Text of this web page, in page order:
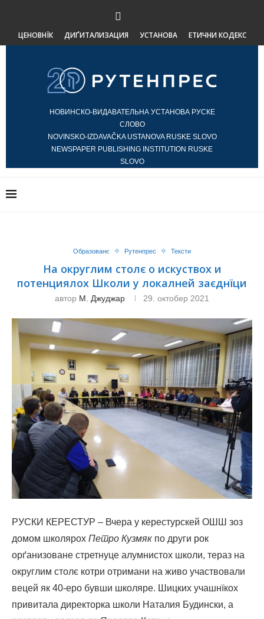
ЦЕНОВНЇК ДИҐИТАЛИЗАЦИЯ УСТАНОВА ЕТИЧНИ КОДЕКС
НОВИНСКО-ВИДАВАТЕЛЬНА УСТАНОВА РУСКЕ
СЛОВО
NOVINSKO-IZDAVAČKA USTANOVA RUSKE SLOVO
NEWSPAPER PUBLISHING INSTITUTION RUSKE
SLOVO
Образованє Рутенпрес Тексти
На округлим столє о искуствох и
потенциялох Школи у локалней заєднїци
автор М. Джуджар 29. октобер 2021
РУСКИ КЕРЕСТУР – Вчера у керестурскей ОШШ зоз
домом школярох Петро Кузмяк по други рок
орґанизоване стретнуце алумнистох школи, тераз на
округлим столє котри отримани на живо участвовали
вецей як 40-еро бувши школяре. Шицких учашнїкох
привитала директорка школи Наталия Будински, а